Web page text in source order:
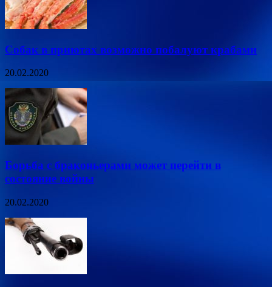
Собак в приютах возможно побалуют крабами
20.02.2020
Борьба с браконьерами может перейти в
состояние войны
20.02.2020